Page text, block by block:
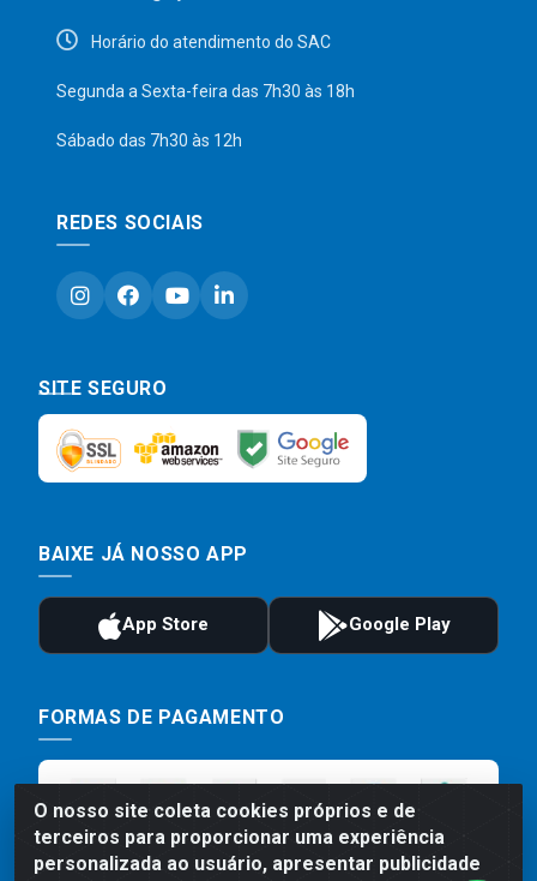
O nosso site coleta cookies próprios e de
terceiros para proporcionar uma experiência
personalizada ao usuário, apresentar publicidade
Horário do atendimento do SAC
Segunda a Sexta-feira das 7h30 às 18h
Sábado das 7h30 às 12h
REDES SOCIAIS
SITE SEGURO
BAIXE JÁ NOSSO APP
FORMAS DE PAGAMENTO